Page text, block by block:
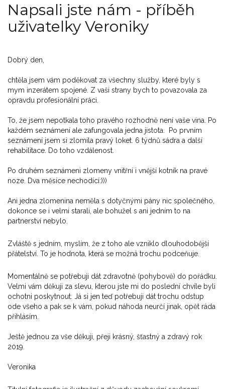
Napsali jste nám - příběh
uživatelky Veroniky
Dobrý den,
chtěla jsem vám poděkovat za všechny služby, které byly s
mym inzerátem spojené. Z vaši strany bych to povazovala za
opravdu profesionální práci.
To, že jsem nepotkala toho pravého rozhodně není vaše vina. Po
každém seznámení ale zafungovala jedna jistota. Po prvním
seznámení jsem si zlomila pravý loket. 6 týdnů sádra a další
rehabilitace. Do toho vzdálenost.
Po druhém seznámeni zlomeny vnitřní i vnější kotník na pravé
noze. Dva měsíce nechodící:)))
Ani jedna zlomenina neměla s dotyčnými pány nic společného,
dokonce se i velmi starali, ale bohužel s ani jedním to na
partnerství nebylo.
Zvláště s jedním, myslím, že z toho ale vzniklo dlouhodobější
přátelství. To je hodnota, která se možná trochu podceňuje.
Momentálně se potřebuji dát zdravotně (pohybově) do pořádku.
Velmi vám děkuji za slevu, kterou jste mi do poslední chvíle byli
ochotni poskytnout. Já si jen teď potřebuji dát trochu odstup
ode všeho a pak se k vám, pokud náhoda neurčí jinak, opět ráda
přihlásím.
Ještě jednou za vše děkuji, přeji krásný, šťastný a zdravý rok
2019.
Veronika